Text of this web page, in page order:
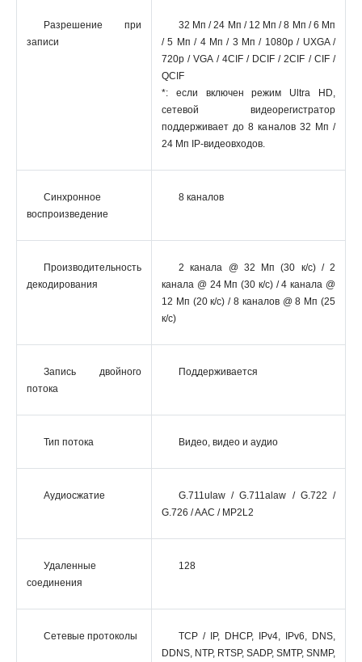
Разрешение при
записи
32 Мп / 24 Мп / 12 Мп / 8 Мп / 6 Мп
/ 5 Мп / 4 Мп / 3 Мп / 1080p / UXGA /
720p / VGA / 4CIF / DCIF / 2CIF / CIF /
QCIF
*: если включен режим Ultra HD,
сетевой видеорегистратор
поддерживает до 8 каналов 32 Мп /
24 Мп IP-видеовходов.
Синхронное
воспроизведение
8 каналов
Производительность
декодирования
2 канала @ 32 Мп (30 к/с) / 2
канала @ 24 Мп (30 к/с) / 4 канала @
12 Мп (20 к/с) / 8 каналов @ 8 Мп (25
к/с)
Запись двойного
потока
Поддерживается
Тип потока Видео, видео и аудио
Аудиосжатие
G.711ulaw / G.711alaw / G.722 /
G.726 / AAC / MP2L2
Удаленные
соединения
128
Сетевые протоколы
TCP / IP, DHCP, IPv4, IPv6, DNS,
DDNS, NTP, RTSP, SADP, SMTP, SNMP,